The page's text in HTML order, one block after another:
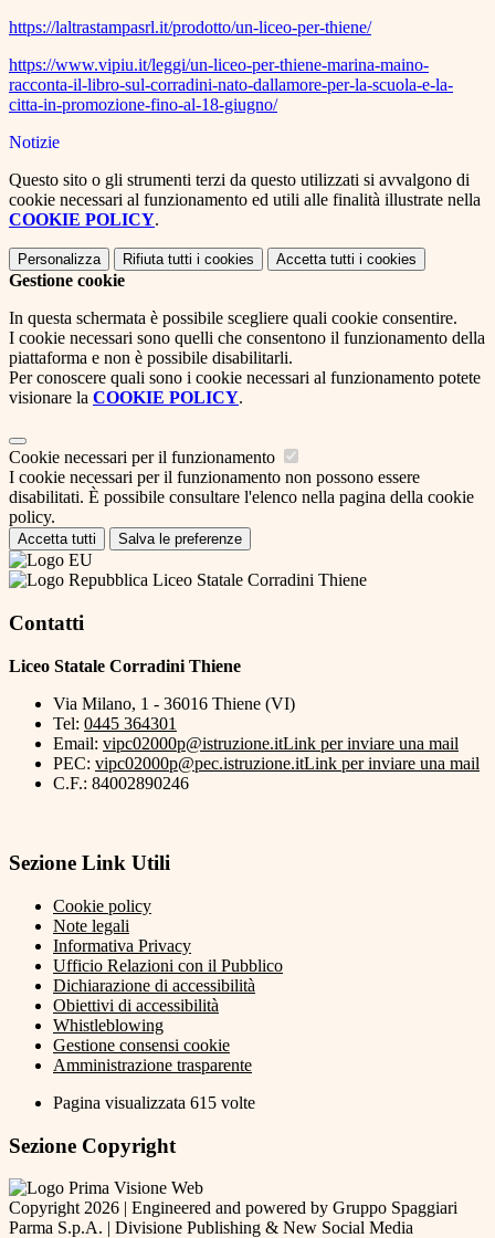
https://laltrastampasrl.it/prodotto/un-liceo-per-thiene/
https://www.vipiu.it/leggi/un-liceo-per-thiene-marina-maino-
racconta-il-libro-sul-corradini-nato-dallamore-per-la-scuola-e-la-
citta-in-promozione-fino-al-18-giugno/
Notizie
Questo sito o gli strumenti terzi da questo utilizzati si avvalgono di
cookie necessari al funzionamento ed utili alle finalità illustrate nella
COOKIE POLICY.
Personalizza Rifiuta tutti i cookies Accetta tutti i cookies
Gestione cookie
In questa schermata è possibile scegliere quali cookie consentire.
I cookie necessari sono quelli che consentono il funzionamento della
piattaforma e non è possibile disabilitarli.
Per conoscere quali sono i cookie necessari al funzionamento potete
visionare la COOKIE POLICY.
Cookie necessari per il funzionamento
I cookie necessari per il funzionamento non possono essere
disabilitati. È possibile consultare l'elenco nella pagina della cookie
policy.
Accetta tutti Salva le preferenze
Liceo Statale Corradini Thiene
Contatti
Liceo Statale Corradini Thiene
Via Milano, 1 - 36016 Thiene (VI)
Tel: 0445 364301
Email: vipc02000p@istruzione.itLink per inviare una mail
PEC: vipc02000p@pec.istruzione.itLink per inviare una mail
C.F.: 84002890246
Sezione Link Utili
Cookie policy
Note legali
Informativa Privacy
Ufficio Relazioni con il Pubblico
Dichiarazione di accessibilità
Obiettivi di accessibilità
Whistleblowing
Gestione consensi cookie
Amministrazione trasparente
Pagina visualizzata 615 volte
Sezione Copyright
Copyright 2026 | Engineered and powered by Gruppo Spaggiari
Parma S.p.A. | Divisione Publishing & New Social Media